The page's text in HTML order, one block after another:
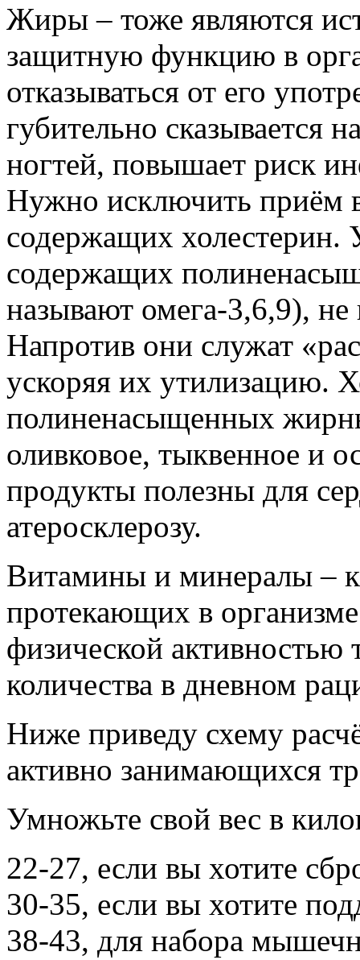
Жиры – тоже являются
защитную функцию в
отказываться от его
губительно сказывается
ногтей, повышает риск
Нужно исключить приём
содержащих холестерин.
содержащих
называют омега-3,6,9),
Напротив они служат
ускоряя их утилизацию.
полиненасыщенных
оливковое, тыквенное и
продукты полезны для
атеросклерозу.
Витамины и минералы –
протекающих в
физической активностью
количества в дневном
Ниже приведу схему
активно занимающихся
Умножьте свой вес в
22-27, если вы хотите
30-35, если вы хотите
38-43, для набора